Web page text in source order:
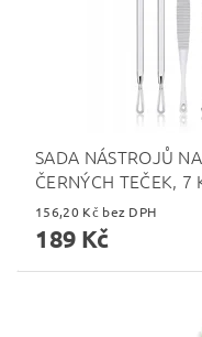
SADA NÁSTROJŮ
ČERNÝCH TEČEK, 7
156,20 Kč bez DPH
189 Kč